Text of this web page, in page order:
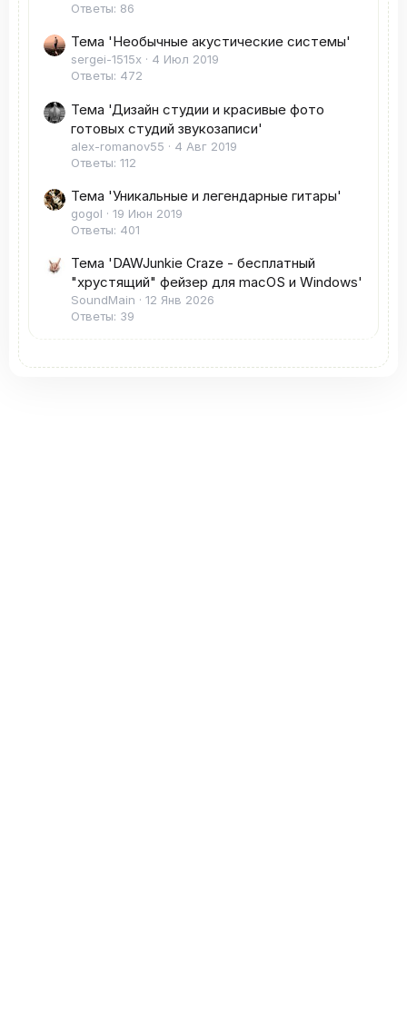
Ответы: 86
Тема 'Необычные акустические системы'
sergei-1515x
4 Июл 2019
Ответы: 472
Тема 'Дизайн студии и красивые фото
готовых студий звукозаписи'
alex-romanov55
4 Авг 2019
Ответы: 112
Тема 'Уникальные и легендарные гитары'
gogol
19 Июн 2019
Ответы: 401
Тема 'DAWJunkie Craze - бесплатный
"хрустящий" фейзер для macOS и Windows'
SoundMain
12 Янв 2026
Ответы: 39